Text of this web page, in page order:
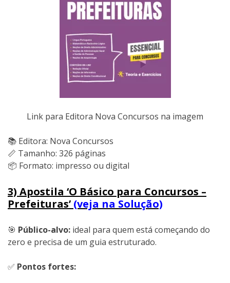
Link para Editora Nova Concursos na imagem
📚 Editora: Nova Concursos
📏 Tamanho: 326 páginas
📦 Formato: impresso ou digital
3) Apostila ‘O Básico para Concursos –
Prefeituras’ (veja na Solução)
🎯 Público-alvo: ideal para quem está começando do
zero e precisa de um guia estruturado.
✅ Pontos fortes: